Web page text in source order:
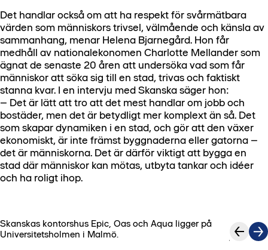
Det handlar också om att ha respekt för svårmätbara
värden som människors trivsel, välmående och känsla av
sammanhang, menar Helena Bjarnegård. Hon får
medhåll av nationalekonomen Charlotte Mellander som
ägnat de senaste 20 åren att undersöka vad som får
människor att söka sig till en stad, trivas och faktiskt
stanna kvar. I en intervju med Skanska säger hon:
– Det är lätt att tro att det mest handlar om jobb och
bostäder, men det är betydligt mer komplext än så. Det
som skapar dynamiken i en stad, och gör att den växer
ekonomiskt, är inte främst byggnaderna eller gatorna –
det är människorna. Det är därför viktigt att bygga en
stad där människor kan mötas, utbyta tankar och idéer
och ha roligt ihop.
Skanskas kontorshus Epic, Oas och Aqua ligger på
Universitetsholmen i Malmö.